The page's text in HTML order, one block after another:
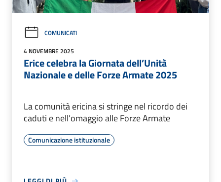
COMUNICATI
4 NOVEMBRE 2025
Erice celebra la Giornata dell’Unità
Nazionale e delle Forze Armate 2025
La comunità ericina si stringe nel ricordo dei
caduti e nell’omaggio alle Forze Armate
Comunicazione istituzionale